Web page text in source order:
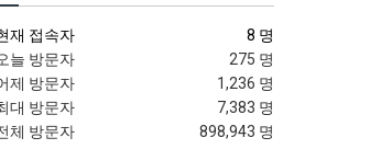
재 접속자
8 명
늘 방문자
275 명
제 방문자
1,236 명
대 방문자
7,383 명
체 방문자
898,943 명